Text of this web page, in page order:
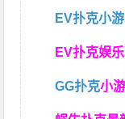
EV扑克小
EV扑克娱
GG扑克小